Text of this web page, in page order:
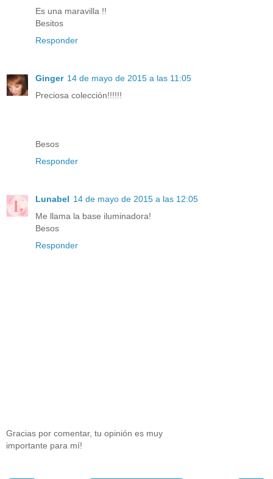
Es una maravilla !!
Besitos
Responder
Ginger 14 de mayo de 2015 a las 11:05
Preciosa colección!!!!!!
Besos
Responder
Lunabel 14 de mayo de 2015 a las 12:05
Me llama la base iluminadora!
Besos
Responder
Gracias por comentar, tu opinión es muy
importante para mí!